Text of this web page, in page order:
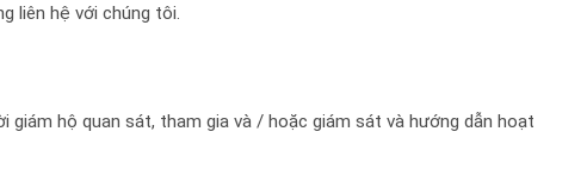
liên hệ với chúng tôi.
hộ quan sát, tham gia và / hoặc giám sát và hướng dẫn hoạt